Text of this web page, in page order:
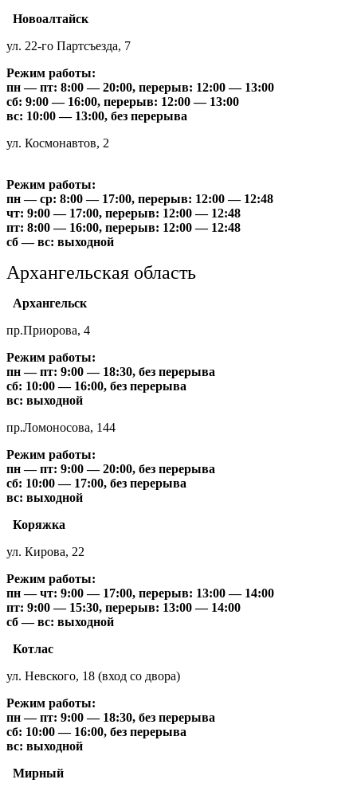
Новоалтайск
ул. 22-го Партсъезда, 7
Режим работы:
пн — пт: 8:00 — 20:00, перерыв: 12:00 — 13:00
сб: 9:00 — 16:00, перерыв: 12:00 — 13:00
вс: 10:00 — 13:00, без перерыва
ул. Космонавтов, 2
Режим работы:
пн — ср: 8:00 — 17:00, перерыв: 12:00 — 12:48
чт: 9:00 — 17:00, перерыв: 12:00 — 12:48
пт: 8:00 — 16:00, перерыв: 12:00 — 12:48
сб — вс: выходной
Архангельская область
Архангельск
пр.Приорова, 4
Режим работы:
пн — пт: 9:00 — 18:30, без перерыва
сб: 10:00 — 16:00, без перерыва
вс: выходной
пр.Ломоносова, 144
Режим работы:
пн — пт: 9:00 — 20:00, без перерыва
сб: 10:00 — 17:00, без перерыва
вс: выходной
Коряжка
ул. Кирова, 22
Режим работы:
пн — чт: 9:00 — 17:00, перерыв: 13:00 — 14:00
пт: 9:00 — 15:30, перерыв: 13:00 — 14:00
сб — вс: выходной
Котлас
ул. Невского, 18 (вход со двора)
Режим работы:
пн — пт: 9:00 — 18:30, без перерыва
сб: 10:00 — 16:00, без перерыва
вс: выходной
Мирный